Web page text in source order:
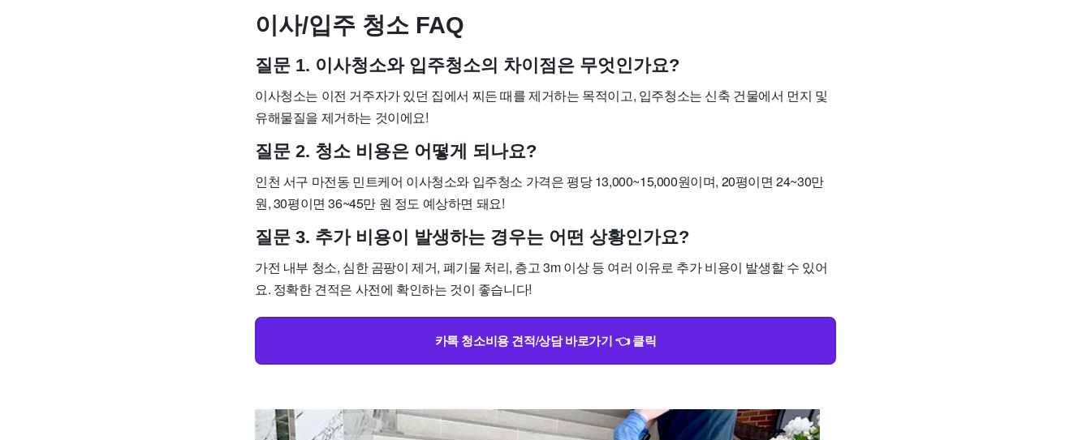
이사/입주 청소 FAQ
질문 1. 이사청소와 입주청소의 차이점은 무엇인가요?
이사청소는 이전 거주자가 있던 집에서 찌든 때를 제거하는 목적이고, 입주청소는 신축 건물에서 먼지 및
유해물질을 제거하는 것이에요!
질문 2. 청소 비용은 어떻게 되나요?
인천 서구 마전동 민트케어 이사청소와 입주청소 가격은 평당 13,000~15,000원이며, 20평이면 24~30만
원, 30평이면 36~45만 원 정도 예상하면 돼요!
질문 3. 추가 비용이 발생하는 경우는 어떤 상황인가요?
가전 내부 청소, 심한 곰팡이 제거, 폐기물 처리, 층고 3m 이상 등 여러 이유로 추가 비용이 발생할 수 있어
요. 정확한 견적은 사전에 확인하는 것이 좋습니다!
카톡 청소비용 견적/상담 바로가기 👈 클릭